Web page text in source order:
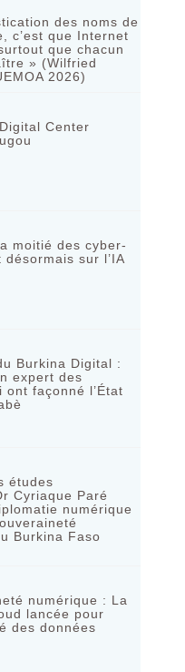
des noms de
c’est que Internet
que chacun
» (Wilfried
2026)
Center
moitié des cyber-
sur l’IA
Burkina Digital :
expert des
façonné l’État
études
Cyriaque Paré
numérique
Burkina Faso
numérique : La
lancée pour
des données